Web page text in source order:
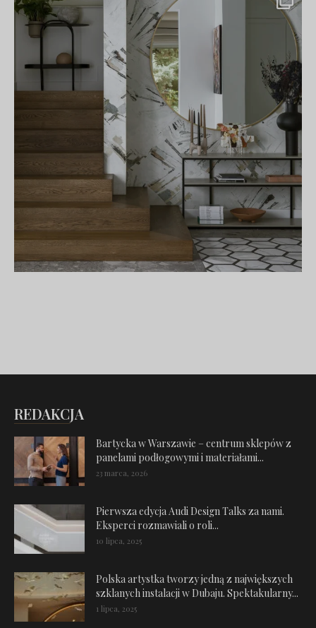
REDAKCJA
Bartycka w Warszawie – centrum sklepów z
panelami podłogowymi i materiałami...
23 marca, 2026
Pierwsza edycja Audi Design Talks za nami.
Eksperci rozmawiali o roli...
10 lipca, 2025
Polska artystka tworzy jedną z największych
szklanych instalacji w Dubaju. Spektakularny...
1 lipca, 2025